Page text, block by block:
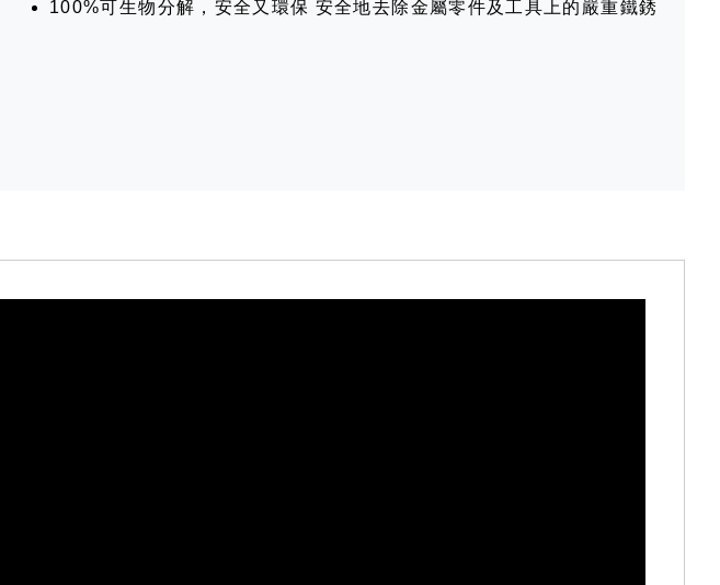
100%可生物分解，安全又環保 安全地去除金屬零件及工具上的嚴重鐵銹